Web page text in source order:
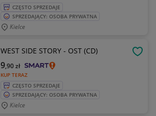
CZĘSTO SPRZEDAJE
SPRZEDAJĄCY: OSOBA PRYWATNA
Kielce
WEST SIDE STORY - OST (CD)
KUP TERAZ
9,90zł
CZĘSTO SPRZEDAJE
SPRZEDAJĄCY: OSOBA PRYWATNA
Kielce